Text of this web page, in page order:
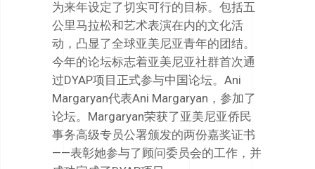
为来年设定了切实可行的目标。包括五
公里马拉松和艺术表演在内的文化活
动，凸显了全球亚美尼亚青年的团结。
今年的论坛标志着亚美尼亚社群首次通
过DYAP项目正式参与中国论坛。Ani
Margaryan代表Ani Margaryan，参加了
论坛。Margaryan荣获了亚美尼亚侨民
事务高级专员公署颁发的两份嘉奖证书
——表彰她参与了顾问委员会的工作，并